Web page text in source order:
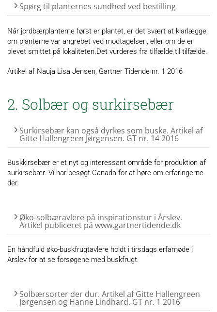
Spørg til planternes sundhed ved bestilling
Når jordbærplanterne først er plantet, er det svært at klarlægge,
om planterne var angrebet ved modtagelsen, eller om de er
blevet smittet på lokaliteten.Det vurderes fra tilfælde til tilfælde.
Artikel af Nauja Lisa Jensen, Gartner Tidende nr. 1 2016
2. Solbær og surkirsebær
Surkirsebær kan også dyrkes som buske. Artikel af
Gitte Hallengreen Jørgensen. GT nr. 14 2016
Buskkirsebær er et nyt og interessant område for produktion af
surkirsebær. Vi har besøgt Canada for at høre om erfaringerne
der.
Øko-solbæravlere på inspirationstur i Årslev.
Artikel publiceret på www.gartnertidende.dk
En håndfuld øko-buskfrugtavlere holdt i tirsdags erfamøde i
Årslev for at se forsøgene med buskfrugt.
Solbærsorter der dur. Artikel af Gitte Hallengreen
Jørgensen og Hanne Lindhard. GT nr. 1 2016